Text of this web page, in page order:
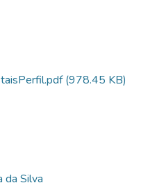
(978.45 KB)
da Silva